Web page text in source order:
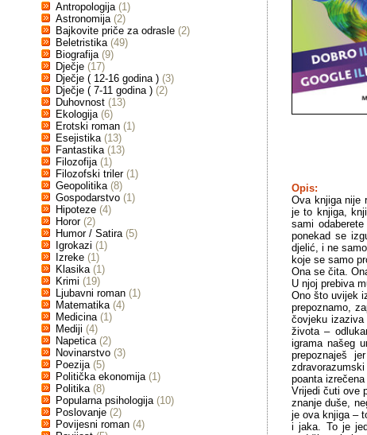
Antropologija (1)
Astronomija (2)
Bajkovite priče za odrasle (2)
Beletristika (49)
Biografija (9)
Dječje (17)
Dječje ( 12-16 godina ) (3)
Dječje ( 7-11 godina ) (2)
Duhovnost (13)
Ekologija (6)
Erotski roman (1)
Esejistika (13)
Fantastika (13)
Filozofija (1)
Filozofski triler (1)
Geopolitika (8)
Gospodarstvo (1)
Hipoteze (4)
Horor (2)
Humor / Satira (5)
Igrokazi (1)
Izreke (1)
Klasika (1)
Krimi (19)
Ljubavni roman (1)
Matematika (4)
Medicina (1)
Mediji (4)
Napetica (2)
Novinarstvo (3)
Poezija (5)
Politička ekonomija (1)
Politika (8)
Popularna psihologija (10)
Poslovanje (2)
Povijesni roman (4)
Opis:
Ova knjiga nije
je to knjiga,
sami
ponekad se
djelić, i ne
koje se samo
Ona se čita.
U njoj prebiva
Ono što uvijek
prepoznamo,
čovjeku izaziva
života –
igrama našeg
prepoznaješ
poanta
Vrijedi čuti ove
znanje duše,
je ova knjiga –
i jaka. To je